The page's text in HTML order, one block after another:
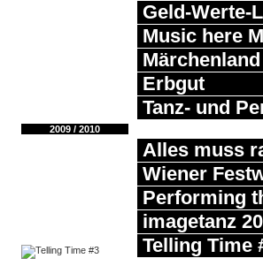
Geld-Werte-
Music here
Märchenland
Erbgut
Tanz- und
2009 / 2010
Alles muss
Wiener
Performing
imagetanz
Telling Time